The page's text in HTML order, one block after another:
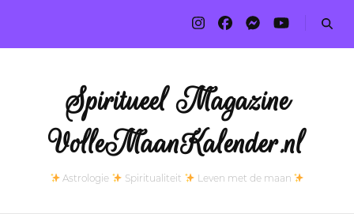
Spiritueel Magazine
VolleMaanKalender.nl
Astrologie Spiritualiteit Leven met de maan